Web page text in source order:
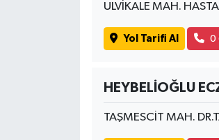
ULVİKALE MAH.
Yol Tarifi Al 0
HEYBELİOĞLU
TAŞMESCİT MAH.